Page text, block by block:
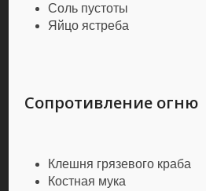
Соль пустоты
Яйцо ястреба
Сопротивление огню
Клешня грязевого краба
Костная мука